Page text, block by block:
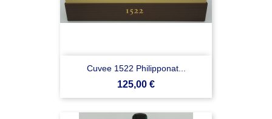
Cuvee 1522 Philipponat...
Prezzo
125,00 €